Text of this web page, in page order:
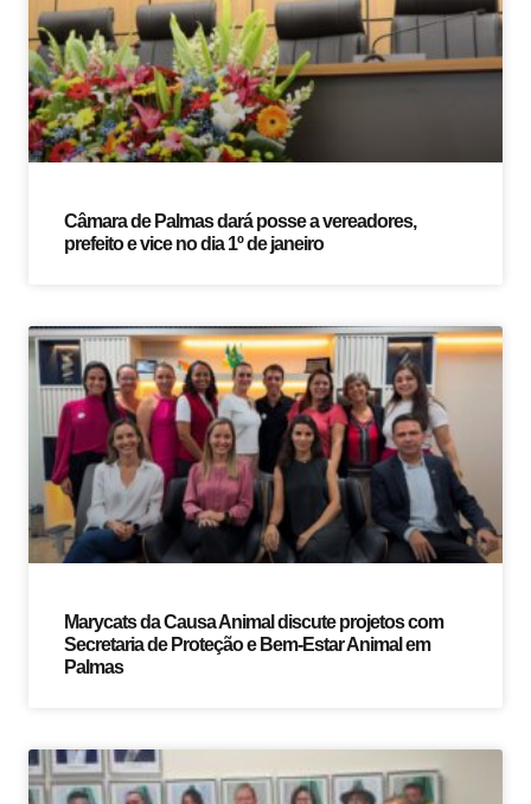
Câmara de Palmas dará posse a vereadores,
prefeito e vice no dia 1º de janeiro
Marycats da Causa Animal discute projetos com
Secretaria de Proteção e Bem-Estar Animal em
Palmas